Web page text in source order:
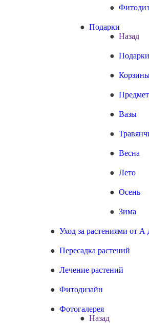
Подарки
Назад
Подарки
Вазы
Весна
Лето
Осень
Зима
Уход за растениями от А
Пересадка растений
Лечение растений
Фитодизайн
Фотогалерея
Назад